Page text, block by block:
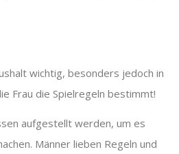
wichtig, besonders jedoch in
Frau die Spielregeln bestimmt!
aufgestellt werden, um es
Männer lieben Regeln und